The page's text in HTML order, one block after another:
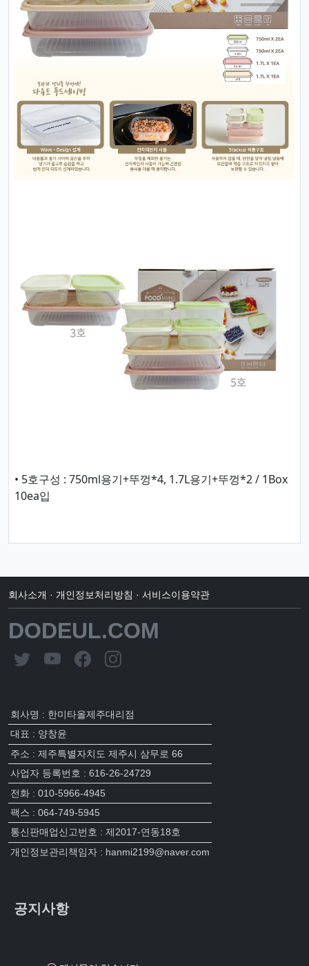
• 5호구성 : 750ml용기+뚜껑*4, 1.7L용기+뚜껑*2 / 1Box
10ea입
회사소개 · 개인정보처리방침 · 서비스이용약관
DODEUL.COM
회사명 : 한미타올제주대리점
대표 : 양창윤
주소 : 제주특별자치도 제주시 삼무로 66
사업자 등록번호 : 616-26-24729
전화 : 010-5966-4945
팩스 : 064-749-5945
통신판매업신고번호 : 제2017-연동18호
개인정보관리책임자 : hanmi2199@naver.com
공지사항